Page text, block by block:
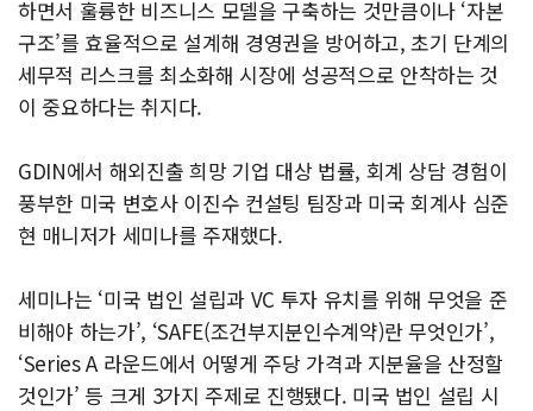
하면서 훌륭한 비즈니스 모델을 구축하는 것만큼이나 ‘자본
구조’를 효율적으로 설계해 경영권을 방어하고, 초기 단계의
세무적 리스크를 최소화해 시장에 성공적으로 안착하는 것
이 중요하다는 취지다.
GDIN에서 해외진출 희망 기업 대상 법률, 회계 상담 경험이
풍부한 미국 변호사 이진수 컨설팅 팀장과 미국 회계사 심준
현 매니저가 세미나를 주재했다.
세미나는 ‘미국 법인 설립과 VC 투자 유치를 위해 무엇을 준
비해야 하는가’, ‘SAFE(조건부지분인수계약)란 무엇인가’,
‘Series A 라운드에서 어떻게 주당 가격과 지분율을 산정할
것인가’ 등 크게 3가지 주제로 진행됐다. 미국 법인 설립 시